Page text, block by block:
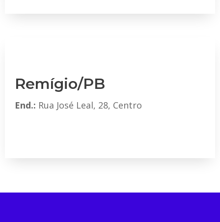
Remígio/PB
End.: Rua José Leal, 28, Centro